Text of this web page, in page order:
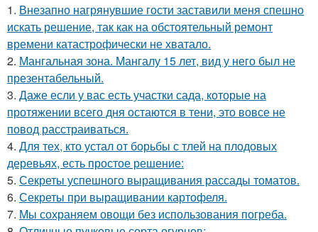
1. Внезапно нагрянувшие гости заставили меня спешно
искать решение, так как на обстоятельный ремонт
времени катастрофически не хватало.
2. Мангальная зона. Мангалу 15 лет, вид у него был не
презентабельный.
3. Даже если у вас есть участки сада, которые на
протяжении всего дня остаются в тени, это вовсе не
повод расстраиваться.
4. Для тех, кто устал от борьбы с тлей на плодовых
деревьях, есть простое решение:
5. Секреты успешного выращивания рассады томатов.
6. Секреты при выращивании картофеля.
7. Мы сохраняем овощи без использования погреба.